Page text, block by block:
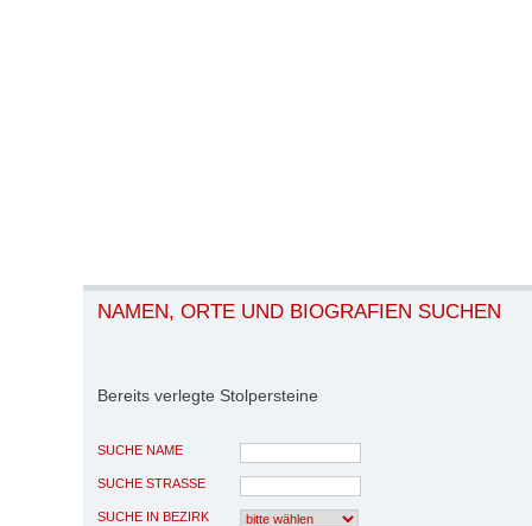
NAMEN, ORTE UND BIOGRAFIEN SUCHEN
Bereits verlegte Stolpersteine
SUCHE NAME
SUCHE STRASSE
SUCHE IN BEZIRK